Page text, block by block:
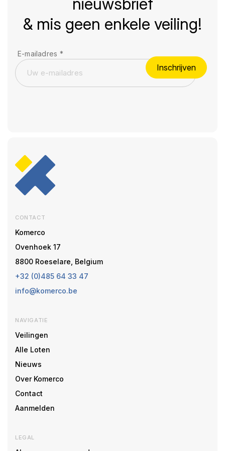
& mis geen enkele veiling!
E-mailadres *
Inschrijven
CONTACT
Komerco
Ovenhoek 17
8800 Roeselare, Belgium
+32 (0)485 64 33 47
info@komerco.be
NAVIGATIE
Veilingen
Alle Loten
Nieuws
Over Komerco
Contact
Aanmelden
LEGAL